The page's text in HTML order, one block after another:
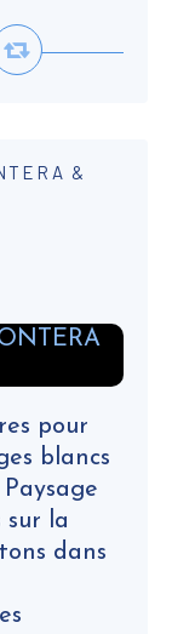
&
pour
blancs
sur la
dans